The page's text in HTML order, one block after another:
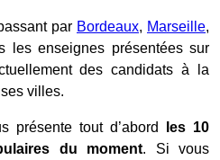
par Bordeaux, Marseille,
les enseignes présentées sur
des candidats à la
villes.
présente tout d’abord
les 10
du moment. Si vous